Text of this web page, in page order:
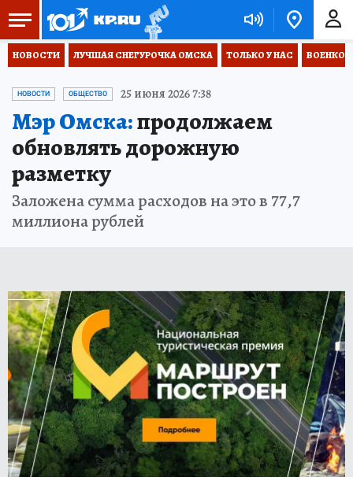
НОВОСТИ ЛУЧШАЯ СНЕГУРОЧКА ОМСКА ТОЛЬКО У НАС
НОВОСТИ ОБЩЕСТВО 25 июня 2026 7:38
Мэр Омска:продолжаем
обновлять дорожную
разметку
Заложена сумма расходов на это в 77,7
миллиона рублей